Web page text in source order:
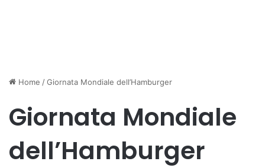
Home /Giornata Mondiale dell’Hamburger
Giornata Mondiale
dell’Hamburger